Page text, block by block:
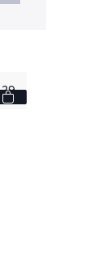
29